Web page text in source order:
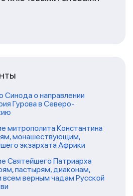
о направлении
Гурова в Северо-
митрополита Константина
монашествующим,
экзархата Африки
Святейшего Патриарха
пастырям, диаконам,
верным чадам Русской